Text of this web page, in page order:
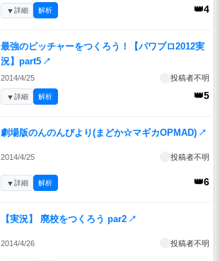
👑4
▼詳細 解析
最強のピッチャーをつくろう！【パワプロ2012実
況】part5 ↗
2014/4/25 投稿者不明
👑5
▼詳細 解析
劇場版のんのんびより(まどか☆マギカOPMAD) ↗
2014/4/25 投稿者不明
👑6
▼詳細 解析
【実況】 廃校をつくろう par2 ↗
2014/4/26 投稿者不明